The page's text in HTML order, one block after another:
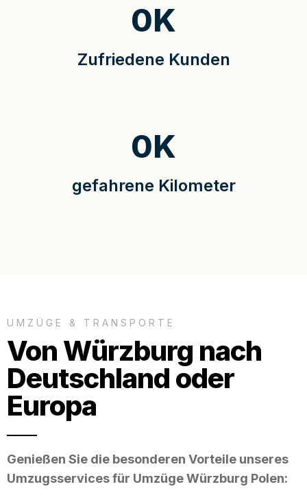
Zufriedene Kunden
0K
gefahrene Kilometer
0K
UMZÜGE & TRANSPORTE
Von Würzburg nach
Deutschland oder
Europa
Genießen Sie die besonderen Vorteile unseres
Umzugsservices für Umzüge Würzburg Polen: